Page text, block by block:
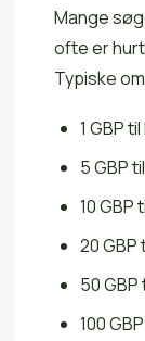
Mange
ofte er
Typiske
1 GBP til
5 GBP
10 GBP
20 GBP
50 GBP
100